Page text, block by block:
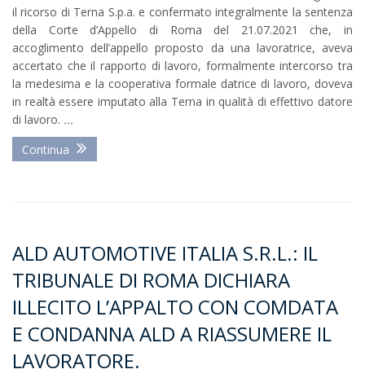
il ricorso di Terna S.p.a. e confermato integralmente la sentenza
della Corte d’Appello di Roma del 21.07.2021 che, in
accoglimento dell’appello proposto da una lavoratrice, aveva
accertato che il rapporto di lavoro, formalmente intercorso tra
la medesima e la cooperativa formale datrice di lavoro, doveva
in realtà essere imputato alla Terna in qualità di effettivo datore
di lavoro. ...
Continua
ALD AUTOMOTIVE ITALIA S.R.L.: IL
TRIBUNALE DI ROMA DICHIARA
ILLECITO L’APPALTO CON COMDATA
E CONDANNA ALD A RIASSUMERE IL
LAVORATORE.